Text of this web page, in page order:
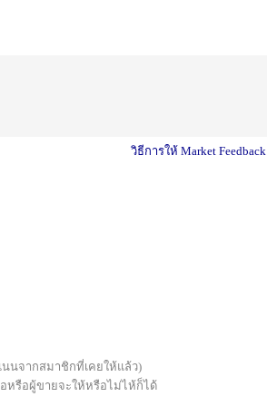
วิธีการให้ Market Feedback
นนจากสมาชิกที่เคยให้แล้ว)
อหรือผู้ขายจะให้หรือไม่ไห้ก็ได้